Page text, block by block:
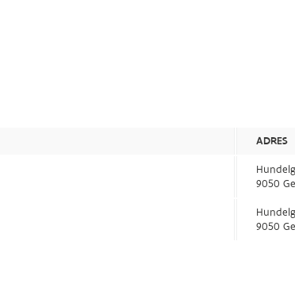
ADRES
9050
9050